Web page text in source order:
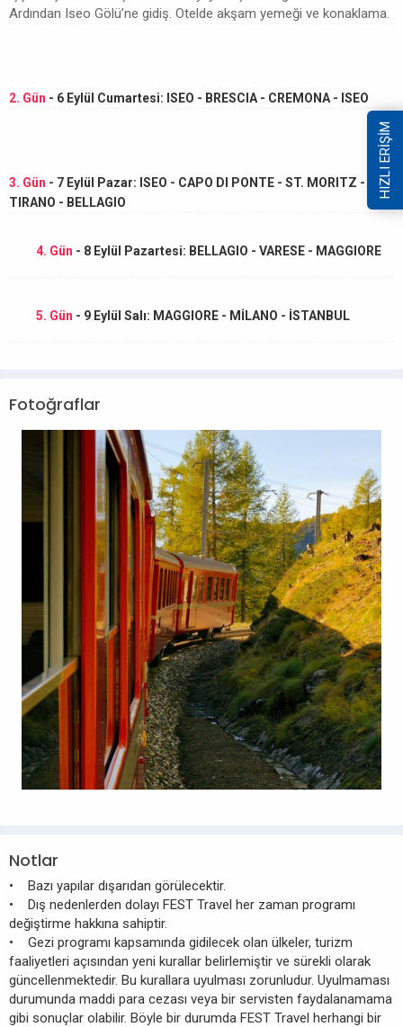
Ardından Iseo Gölü’ne gidiş. Otelde akşam yemeği ve konaklama.
2. Gün - 6 Eylül Cumartesi: ISEO - BRESCIA - CREMONA - ISEO
3. Gün - 7 Eylül Pazar: ISEO - CAPO DI PONTE - ST. MORITZ -
TIRANO - BELLAGIO
4. Gün - 8 Eylül Pazartesi: BELLAGIO - VARESE - MAGGIORE
5. Gün - 9 Eylül Salı: MAGGIORE - MİLANO - İSTANBUL
Fotoğraflar
Notlar
• Bazı yapılar dışarıdan görülecektir.
• Dış nedenlerden dolayı FEST Travel her zaman programı
değiştirme hakkına sahiptir.
• Gezi programı kapsamında gidilecek olan ülkeler, turizm
faaliyetleri açısından yeni kurallar belirlemiştir ve sürekli olarak
güncellenmektedir. Bu kurallara uyulması zorunludur. Uyulmaması
durumunda maddi para cezası veya bir servisten faydalanamama
gibi sonuçlar olabilir. Böyle bir durumda FEST Travel herhangi bir
HIZLI ERİŞİM